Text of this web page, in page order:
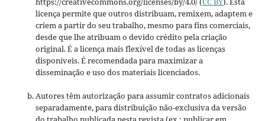
licença permite que outros distribuam, remixem, adaptem e
criem a partir do seu trabalho, mesmo para fins comerciais,
desde que lhe atribuam o devido crédito pela criação
original. É a licença mais flexível de todas as licenças
disponíveis. É recomendada para maximizar a
disseminação e uso dos materiais licenciados.
Autores têm autorização para assumir contratos adicionais
separadamente, para distribuição não-exclusiva da versão